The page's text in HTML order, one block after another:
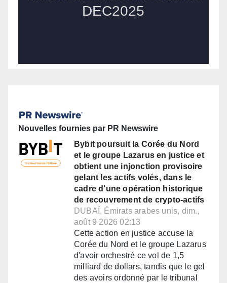
Nouvelles fournies par PR Newswire
Bybit poursuit la Corée du Nord
et le groupe Lazarus en justice et
obtient une injonction provisoire
gelant les actifs volés, dans le
cadre d'une opération historique
de recouvrement de crypto-actifs
DUBAÏ, Émirats arabes unis, dim.,
août 9 2026 02:13
Cette action en justice accuse la
Corée du Nord et le groupe Lazarus
d'avoir orchestré ce vol de 1,5
milliard de dollars, tandis que le gel
des avoirs ordonné par le tribunal